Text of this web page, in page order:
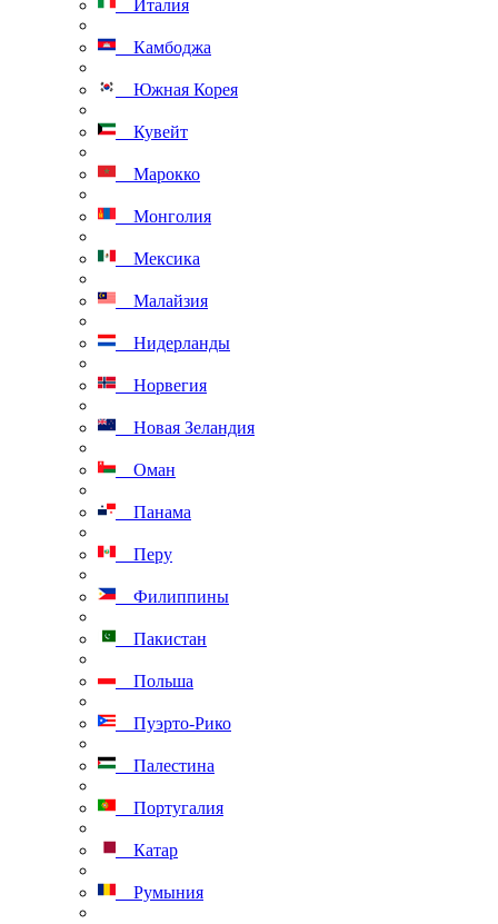
Италия
Камбоджа
Южная Корея
Кувейт
Марокко
Монголия
Мексика
Малайзия
Нидерланды
Норвегия
Новая Зеландия
Оман
Панама
Перу
Филиппины
Пакистан
Польша
Пуэрто-Рико
Палестина
Португалия
Катар
Румыния